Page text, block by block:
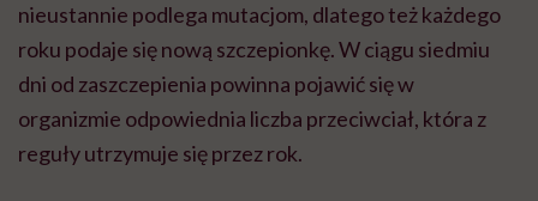
nieustannie podlega mutacjom, dlatego też każdego
roku podaje się nową szczepionkę. W ciągu siedmiu
dni od zaszczepienia powinna pojawić się w
organizmie odpowiednia liczba przeciwciał, która z
reguły utrzymuje się przez rok.